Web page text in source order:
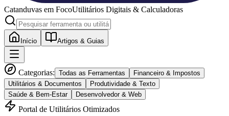
Catanduvas em FocoUtilitários Digitais & Calculadoras
Início Artigos & Guias
Categorias: Todas as Ferramentas
Financeiro & Impostos
Utilitários & Documentos
Produtividade & Texto
Saúde & Bem-Estar
Desenvolvedor & Web
Portal de Utilitários Otimizados